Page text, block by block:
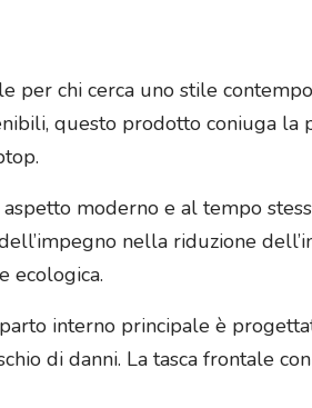
per chi cerca uno stile
questo prodotto coniuga la
moderno e al tempo
nella riduzione
ecologica.
interno principale è
di danni. La tasca frontale